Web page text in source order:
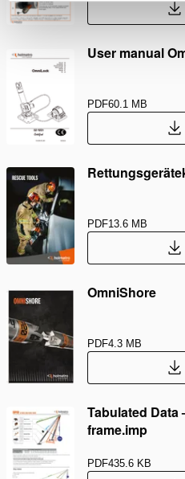
User manual
PDF60.1 MB
PDF13.6 MB
OmniShore
PDF4.3 MB
Tabulated
frame.imp
PDF435.6 KB